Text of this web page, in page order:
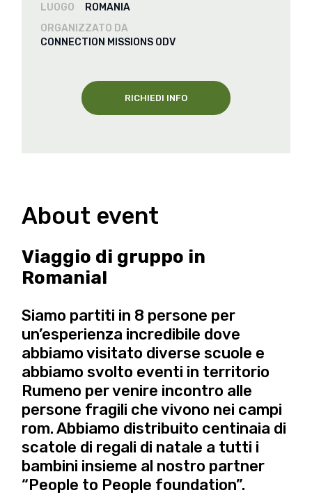
LUOGO
ROMANIA
ORGANIZZATO DA
CONNECTION MISSIONS ODV
RICHIEDI INFO
About event
Viaggio di gruppo in
Romania!
Siamo partiti in 8 persone per
un’esperienza incredibile dove
abbiamo visitato diverse scuole e
abbiamo svolto eventi in territorio
Rumeno per venire incontro alle
persone fragili che vivono nei campi
rom. Abbiamo distribuito centinaia di
scatole di regali di natale a tutti i
bambini insieme al nostro partner
“People to People foundation”.